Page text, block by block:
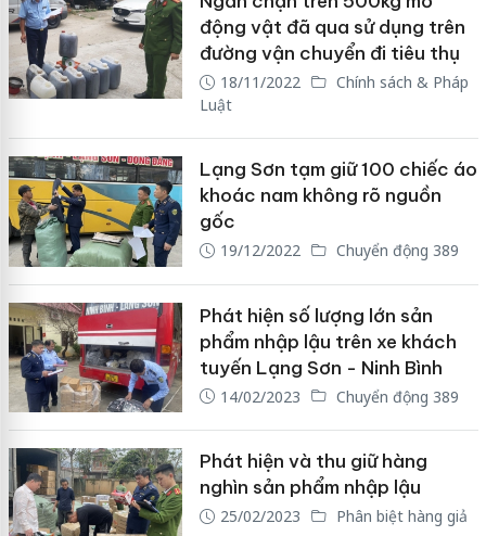
động vật đã qua sử dụng trên
đường vận chuyển đi tiêu thụ
18/11/2022
Chính sách & Pháp
Luật
Lạng Sơn tạm giữ 100 chiếc áo
khoác nam không rõ nguồn
gốc
19/12/2022 Chuyển động 389
Phát hiện số lượng lớn sản
phẩm nhập lậu trên xe khách
tuyến Lạng Sơn - Ninh Bình
14/02/2023 Chuyển động 389
Phát hiện và thu giữ hàng
nghìn sản phẩm nhập lậu
25/02/2023 Phân biệt hàng giả